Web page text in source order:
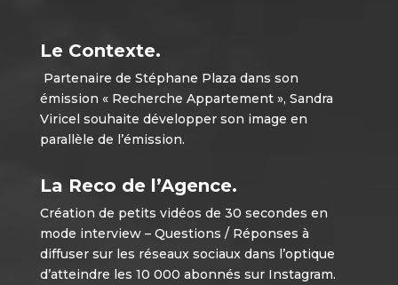
Le Contexte.
Partenaire de Stéphane Plaza dans son
émission « Recherche Appartement », Sandra
Viricel souhaite développer son image en
parallèle de l’émission.
La Reco de l’Agence.
Création de petits vidéos de 30 secondes en
mode interview – Questions / Réponses à
diffuser sur les réseaux sociaux dans l’optique
d’atteindre les 10 000 abonnés sur Instagram.